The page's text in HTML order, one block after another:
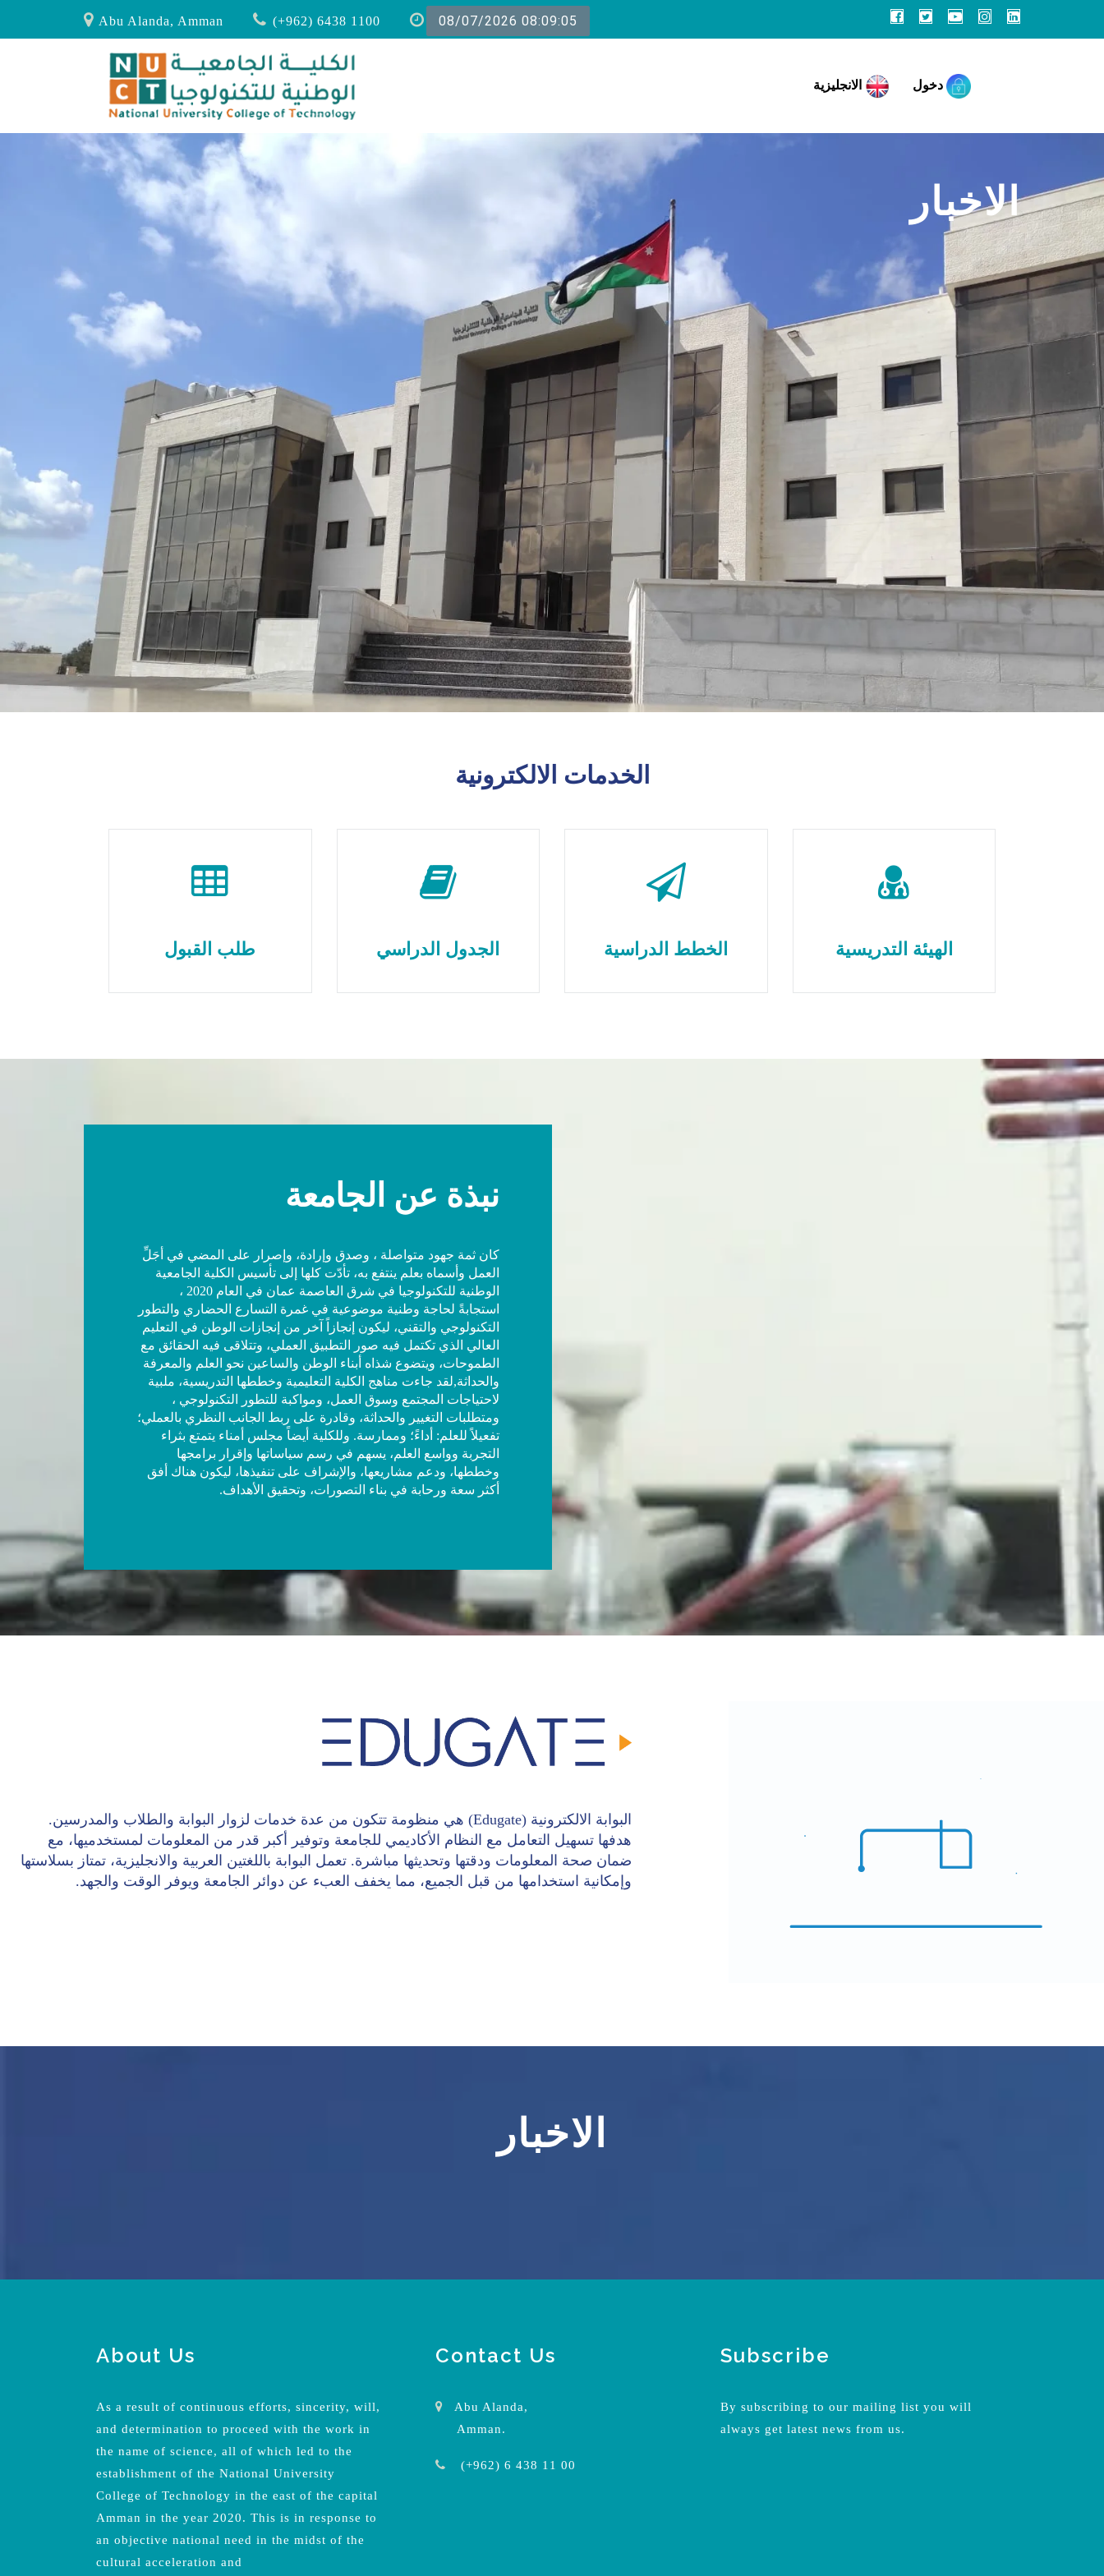
Abu Alanda, Amman (+962) 6438 1100 08/07/2026 08:09:06
الانجليزية دخول
الاخبار
الخدمات الالكترونية
طلب القبول الجدول الدراسي الخطط الدراسية الهيئة التدريسية
نبذة عن الجامعة
كان ثمة جهود متواصلة ، وصدق وإرادة، وإصرار على المضي في أجَلِّ
العمل وأسماه بعلم ينتفع به، تأدّت كلها إلى تأسيس الكلية الجامعية
الوطنية للتكنولوجيا في شرق العاصمة عمان في العام 2020 ،
استجابةً لحاجة وطنية موضوعية في غمرة التسارع الحضاري والتطور
التكنولوجي والتقني، ليكون إنجازاً آخر من إنجازات الوطن في التعليم
العالي الذي تكتمل فيه صور التطبيق العملي، وتتلاقى فيه الحقائق مع
الطموحات، ويتضوع شذاه أبناء الوطن والساعين نحو العلم والمعرفة
والحداثة,لقد جاءت مناهج الكلية التعليمية وخططها التدريسية، ملبية
لاحتياجات المجتمع وسوق العمل، ومواكبة للتطور التكنولوجي ،
ومتطلبات التغيير والحداثة، وقادرة على ربط الجانب النظري بالعملي؛
تفعيلاً للعلم: أداءً؛ وممارسة. وللكلية أيضاً مجلس أمناء يتمتع بثراء
التجربة وواسع العلم، يسهم في رسم سياساتها وإقرار برامجها
وخططها، ودعم مشاريعها، والإشراف على تنفيذها، ليكون هناك أفق
أكثر سعة ورحابة في بناء التصورات، وتحقيق الأهداف.
البوابة الالكترونية (Edugate) هي منظومة تتكون من عدة خدمات لزوار البوابة والطلاب والمدرسين.
هدفها تسهيل التعامل مع النظام الأكاديمي للجامعة وتوفير أكبر قدر من المعلومات لمستخدميها، مع
ضمان صحة المعلومات ودقتها وتحديثها مباشرة. تعمل البوابة باللغتين العربية والانجليزية، تمتاز بسلاستها
وإمكانية استخدامها من قبل الجميع، مما يخفف العبء عن دوائر الجامعة ويوفر الوقت والجهد.
الاخبار
About Us
As a result of continuous efforts, sincerity, will,
and determination to proceed with the work in
the name of science, all of which led to the
establishment of the National University
College of Technology in the east of the capital
Amman in the year 2020. This is in response to
an objective national need in the midst of the
cultural acceleration and
Contact Us
Abu Alanda,
Amman.
(+962) 6 438 11 00
Subscribe
By subscribing to our mailing list you will
always get latest news from us.